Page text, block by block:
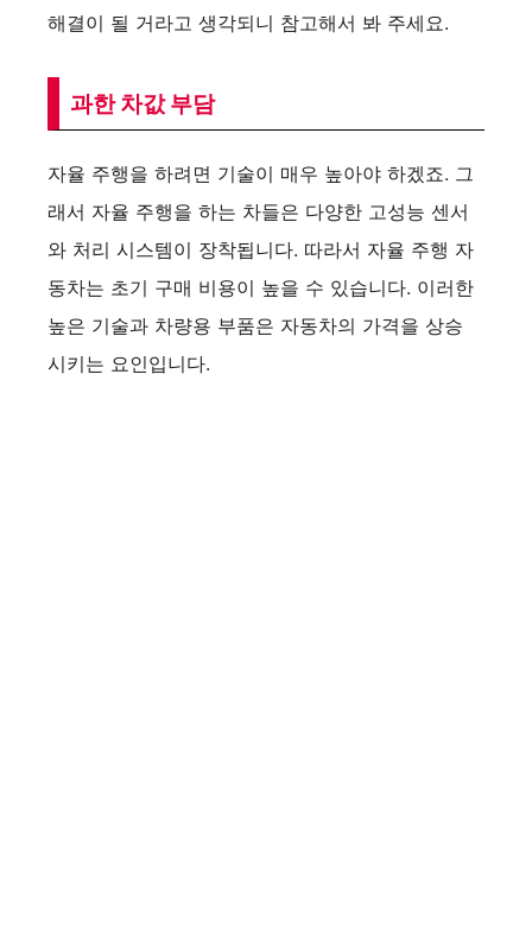
해결이 될 거라고 생각되니 참고해서 봐 주세요.
과한 차값 부담
자율 주행을 하려면 기술이 매우 높아야 하겠죠. 그
래서 자율 주행을 하는 차들은 다양한 고성능 센서
와 처리 시스템이 장착됩니다. 따라서 자율 주행 자
동차는 초기 구매 비용이 높을 수 있습니다. 이러한
높은 기술과 차량용 부품은 자동차의 가격을 상승
시키는 요인입니다.